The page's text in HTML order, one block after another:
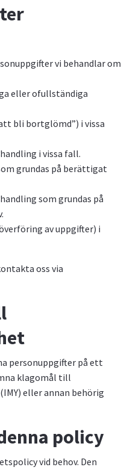
vi behandlar om
eller ofullständiga
bli bortglömd”) i vissa
i vissa fall.
grundas på berättigat
som grundas på
av uppgifter) i
oss via
personuppgifter på ett
klagomål till
eller annan behörig
policy
vid behov. Den